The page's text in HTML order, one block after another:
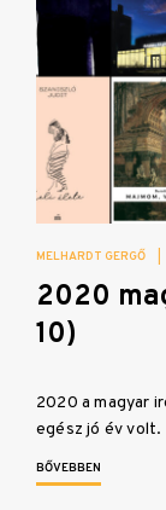
MELHARDT GERGŐ
2020
10)
2020 a magyar
egész jó év
BŐVEBBEN